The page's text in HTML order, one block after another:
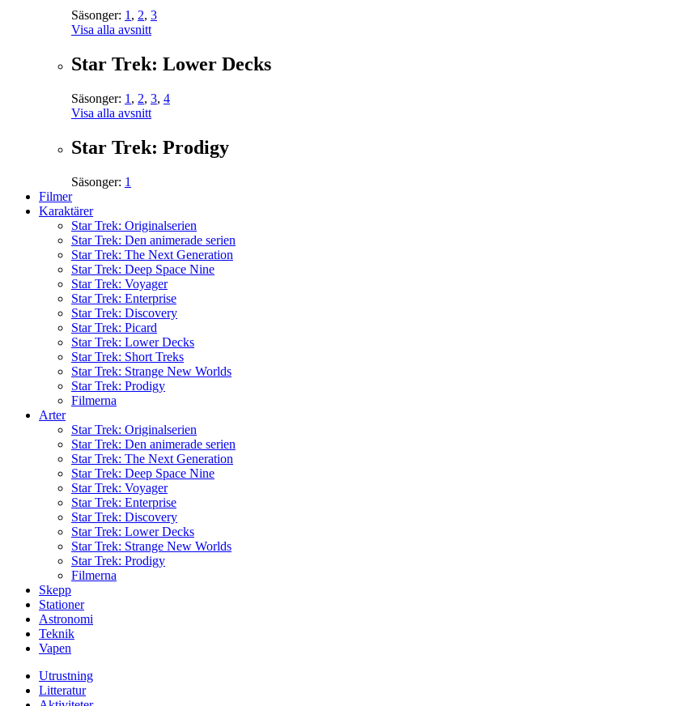
Säsonger: 1 , 2, 3
Visa alla avsnitt
Star Trek: Lower Decks
Säsonger: 1 , 2, 3, 4
Visa alla avsnitt
Star Trek: Prodigy
Säsonger: 1
Filmer
Karaktärer
Star Trek: Originalserien
Star Trek: Den animerade serien
Star Trek: The Next Generation
Star Trek: Deep Space Nine
Star Trek: Voyager
Star Trek: Enterprise
Star Trek: Discovery
Star Trek: Picard
Star Trek: Lower Decks
Star Trek: Short Treks
Star Trek: Strange New Worlds
Star Trek: Prodigy
Filmerna
Arter
Star Trek: Originalserien
Star Trek: Den animerade serien
Star Trek: The Next Generation
Star Trek: Deep Space Nine
Star Trek: Voyager
Star Trek: Enterprise
Star Trek: Discovery
Star Trek: Lower Decks
Star Trek: Strange New Worlds
Star Trek: Prodigy
Filmerna
Skepp
Stationer
Astronomi
Teknik
Vapen
Utrustning
Litteratur